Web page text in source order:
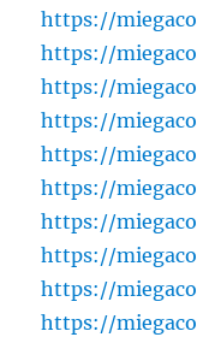
https://
https://
https://
https://
https://
https://
https://
https://
https://
https://